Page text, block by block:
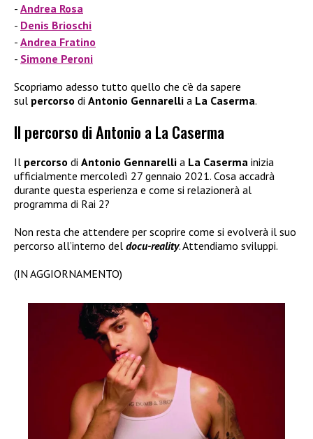
Andrea Rosa
Denis Brioschi
Andrea Fratino
Simone Peroni
Scopriamo adesso tutto quello che c’è da sapere
sul percorso di Antonio Gennarelli a La Caserma.
Il percorso di Antonio a La Caserma
Il percorso di Antonio Gennarelli a La Caserma inizia
ufficialmente mercoledì 27 gennaio 2021. Cosa accadrà
durante questa esperienza e come si relazionerà al
programma di Rai 2?
Non resta che attendere per scoprire come si evolverà il suo
percorso all’interno del docu-reality. Attendiamo sviluppi.
(IN AGGIORNAMENTO)